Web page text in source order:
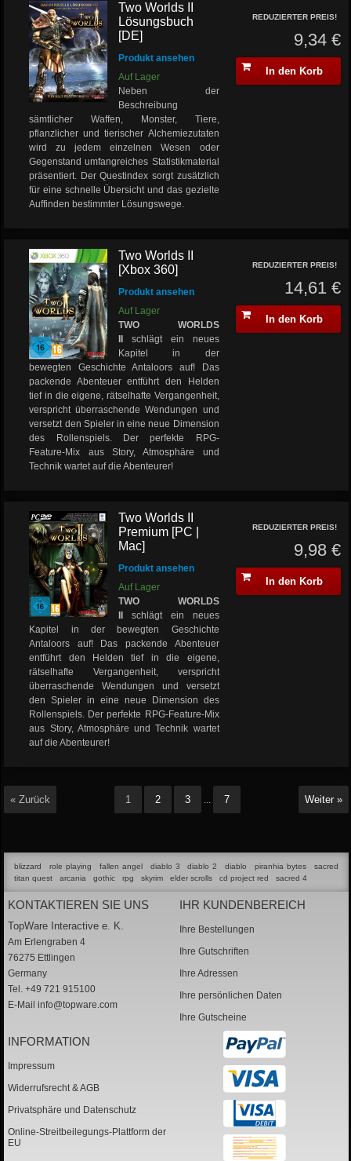
Two Worlds II
Lösungsbuch
[DE]
Produkt ansehen
Auf Lager
Neben der
Beschreibung
sämtlicher Waffen, Monster, Tiere,
pflanzlicher und tierischer Alchemiezutaten
wird zu jedem einzelnen Wesen oder
Gegenstand umfangreiches Statistikmaterial
präsentiert. Der Questindex sorgt zusätzlich
für eine schnelle Übersicht und das gezielte
Auffinden bestimmter Lösungswege.
REDUZIERTER PREIS!
9,34 €
In den Korb
Two Worlds II
[Xbox 360]
Produkt ansehen
Auf Lager
TWO WORLDS
schlägt ein neues
Kapitel in der
bewegten Geschichte Antaloors auf! Das
packende Abenteuer entführt den Helden
tief in die eigene, rätselhafte Vergangenheit,
verspricht überraschende Wendungen und
versetzt den Spieler in eine neue Dimension
des Rollenspiels. Der perfekte RPG-
Feature-Mix aus Story, Atmosphäre und
Technik wartet auf die Abenteurer!
REDUZIERTER PREIS!
14,61 €
In den Korb
Two Worlds II
Premium [PC |
Mac]
Produkt ansehen
Auf Lager
TWO WORLDS
schlägt ein neues
Kapitel in der bewegten Geschichte
Antaloors auf! Das packende Abenteuer
entführt den Helden tief in die eigene,
rätselhafte Vergangenheit, verspricht
überraschende Wendungen und versetzt
den Spieler in eine neue Dimension des
Rollenspiels. Der perfekte RPG-Feature-Mix
aus Story, Atmosphäre und Technik wartet
auf die Abenteurer!
REDUZIERTER PREIS!
9,98 €
In den Korb
« Zurück 1 2 3 ... 7 Weiter »
blizzard role playing fallen angel diablo 3 diablo 2 diablo piranhia bytes
sacred
titan quest
arcania gothic rpg skyrim elder scrolls cd project red sacred 4
KONTAKTIEREN SIE UNS
TopWare Interactive e. K.
Am Erlengraben 4
76275 Ettlingen
Germany
Tel. +49 721 915100
E-Mail info@topware.com
IHR KUNDENBEREICH
Ihre Bestellungen
Ihre Gutschriften
Ihre Adressen
Ihre persönlichen Daten
Ihre Gutscheine
INFORMATION
Impressum
Widerrufsrecht & AGB
Privatsphäre und Datenschutz
Online-Streitbeilegungs-Plattform der
EU